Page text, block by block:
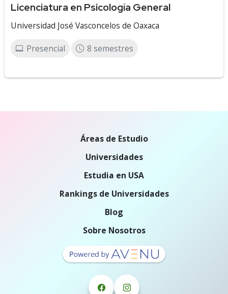
Licenciatura en Psicología General
Universidad José Vasconcelos de Oaxaca
Presencial 8 semestres
Áreas de Estudio
Universidades
Estudia en USA
Rankings de Universidades
Blog
Sobre Nosotros